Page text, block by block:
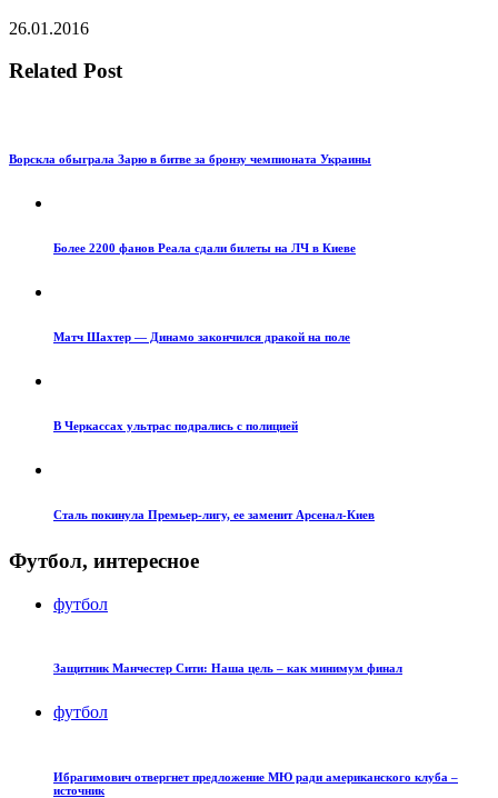
26.01.2016
Related Post
Ворскла обыграла Зарю в битве за бронзу чемпионата Украины
Более 2200 фанов Реала сдали билеты на ЛЧ в Киеве
Матч Шахтер — Динамо закончился дракой на поле
В Черкассах ультрас подрались с полицией
Сталь покинула Премьер-лигу, ее заменит Арсенал-Киев
Футбол, интересное
футбол
Защитник Манчестер Сити: Наша цель – как минимум финал
футбол
Ибрагимович отвергнет предложение МЮ ради американского клуба –
источник